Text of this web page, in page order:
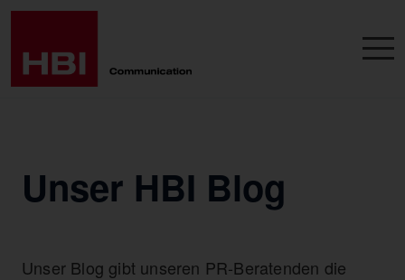
Unser HBI Blog
Unser Blog gibt unseren PR-Beratenden die